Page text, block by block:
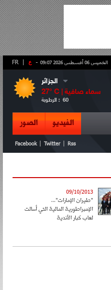
- ع FR الخميس 06 أغسطس 2026 09:07
الجزائر
27° C | سماء صافية
الرطوبة : 60
الفيديو الصور
Facebook Twitter Rss
09/10/2013
"طيران الإمارات"...
الإمبراطورية المالية التي أسالت
لعاب كبار الأندية